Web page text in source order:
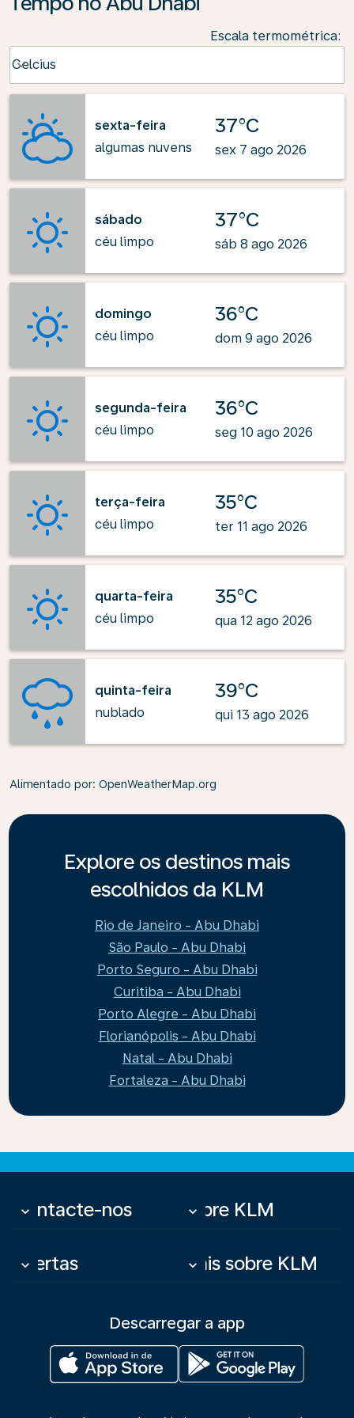
Escala termométrica:
Celcius
keyboard_arrow_down
sexta-feira
algumas nuvens
37°C
sex 7 ago 2026
sábado
céu limpo
37°C
sáb 8 ago 2026
domingo
céu limpo
36°C
dom 9 ago 2026
segunda-feira
céu limpo
36°C
seg 10 ago 2026
terça-feira
céu limpo
35°C
ter 11 ago 2026
quarta-feira
céu limpo
35°C
qua 12 ago 2026
quinta-feira
nublado
39°C
qui 13 ago 2026
Alimentado por: OpenWeatherMap.org
Explore os destinos mais
escolhidos da KLM
Rio de Janeiro - Abu Dhabi
São Paulo - Abu Dhabi
Porto Seguro - Abu Dhabi
Curitiba - Abu Dhabi
Porto Alegre - Abu Dhabi
Florianópolis - Abu Dhabi
Natal - Abu Dhabi
Fortaleza - Abu Dhabi
Contacte-nos
keyboard_arrow_down Sobre KLM
keyboard_arrow_down
Ofertas
keyboard_arrow_down Mais sobre KLM
keyboard_arrow_down
Descarregar a app